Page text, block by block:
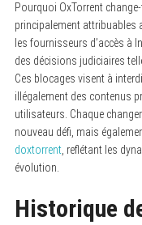
Pourquoi OxTorrent
principalement attribuables
les fournisseurs d’accès à
des décisions judiciaires
Ces blocages visent à
illégalement des contenus
utilisateurs. Chaque
nouveau défi, mais
doxtorrent, reflétant les
évolution.
Historique